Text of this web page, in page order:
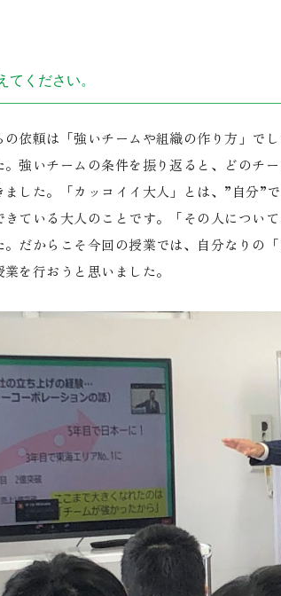
てください。
依頼は「強いチームや組織の作り方」で
。強いチームの条件を振り返ると、どのチ
した。「カッコイイ大人」とは、”自分”
きている大人のことです。「その人につい
。だからこそ今回の授業では、自分なりの
を行おうと思いました。